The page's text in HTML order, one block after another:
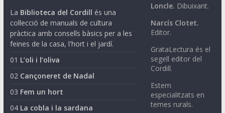
La Biblioteca del Cordill és una
col·lecció de manuals de cultura
pràctica amb consells bàsics per a les
feines de la casa, l'hort i el jardí.
01 L’oli i l’oliva
02 Cançoneret de Nadal
03 Fem un hort
04 La cobla i la sardana
Loncle. Dibuixant.
Narcís Clotet.
Editor.
GrataLectura és el
segell editor del
Cordill.
Estem
especialitzats en
temes rurals.